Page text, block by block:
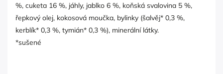
%, cuketa 16 %, jáhly, jablko 6 %, koňská svalovina 5 %,
řepkový olej, kokosová moučka, bylinky (šalvěj* 0,3 %,
kerblík* 0,3 %, tymián* 0,3 %), minerální látky.
*sušené